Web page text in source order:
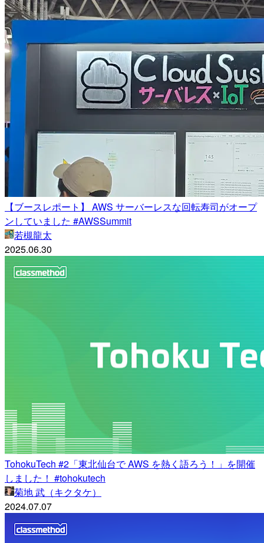
【ブースレポート】 AWS サーバーレスな回転寿司がオープ
ンしていました #AWSSummit
若槻龍太
2025.06.30
TohokuTech #2「東北仙台で AWS を熱く語ろう！」を開催
しました！ #tohokutech
菊地 武（キクタケ）
2024.07.07